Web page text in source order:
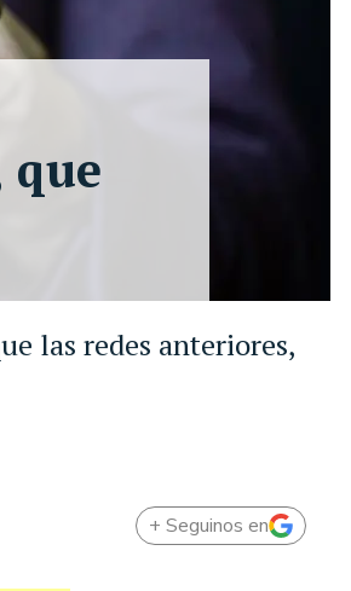
las redes anteriores,
que
+ Seguinos en